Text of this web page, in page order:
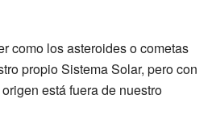
como los asteroides o cometas
propio Sistema Solar, pero con
está fuera de nuestro